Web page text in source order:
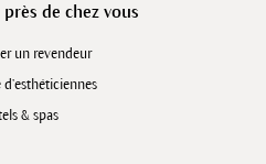
de chez vous
un revendeur
d’esthéticiennes
& spas